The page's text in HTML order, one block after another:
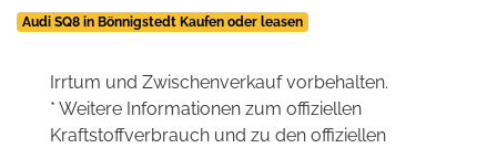
Audi SQ8 in Bönnigstedt Kaufen oder leasen
Irrtum und Zwischenverkauf vorbehalten.
* Weitere Informationen zum offiziellen
Kraftstoffverbrauch und zu den offiziellen